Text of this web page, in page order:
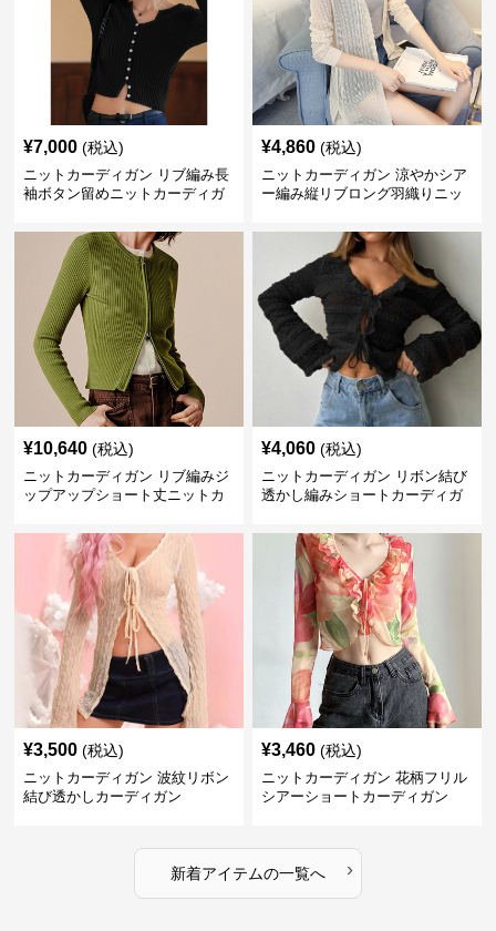
¥7,000 (税込)
ニットカーディガン リブ編み長
袖ボタン留めニットカーディガ
¥4,860 (税込)
ニットカーディガン 涼やかシア
ー編み縦リブロング羽織りニッ
¥10,640 (税込)
ニットカーディガン リブ編みジ
ップアップショート丈ニットカ
¥4,060 (税込)
ニットカーディガン リボン結び
透かし編みショートカーディガ
¥3,500 (税込)
ニットカーディガン 波紋リボン
結び透かしカーディガン
¥3,460 (税込)
ニットカーディガン 花柄フリル
シアーショートカーディガン
新着アイテムの一覧へ ›